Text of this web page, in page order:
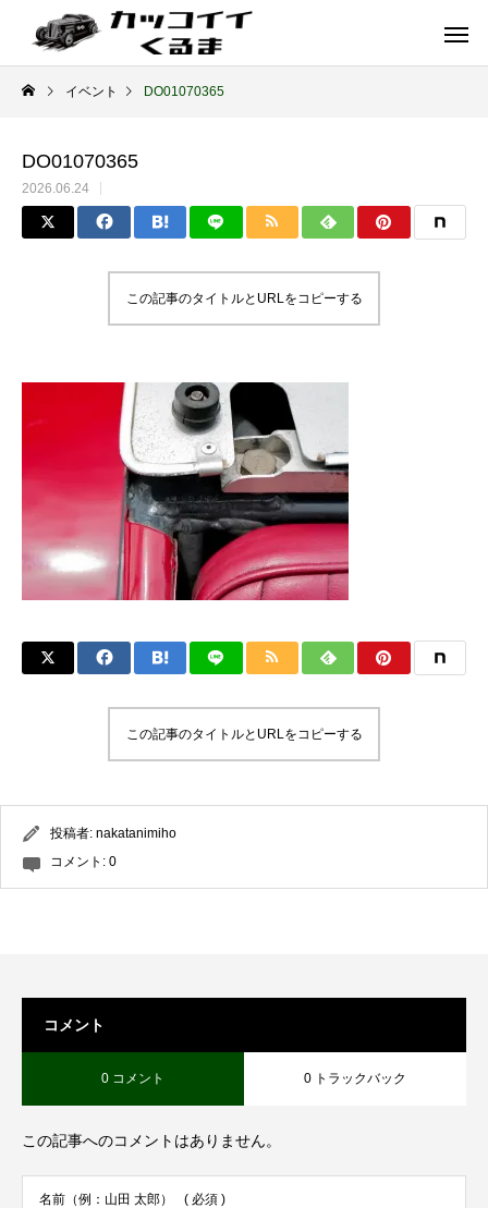
イギリス車
ENGLAND
ドイツ車
GERMANY
イベント DO01070365
DO01070365
2026.06.24
この記事のタイトルとURLをコピーする
この記事のタイトルとURLをコピーする
投稿者: nakatanimiho
コメント: 0
コメント
0 コメント 0 トラックバック
この記事へのコメントはありません。
名前（例：山田 太郎） ( 必須 )